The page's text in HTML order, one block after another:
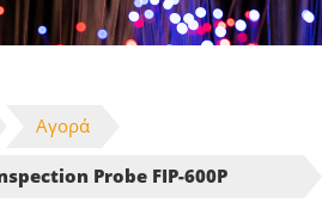
Αγορά
Probe FIP-600P